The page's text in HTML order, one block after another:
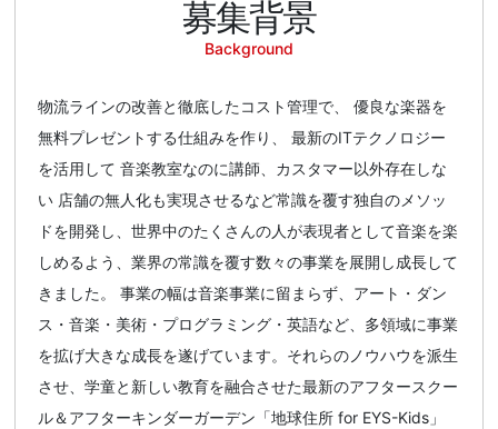
募集背景
Background
物流ラインの改善と徹底したコスト管理で、 優良な楽器を
無料プレゼントする仕組みを作り、 最新のITテクノロジー
を活用して 音楽教室なのに講師、カスタマー以外存在しな
い 店舗の無人化も実現させるなど常識を覆す独自のメソッ
ドを開発し、世界中のたくさんの人が表現者として音楽を楽
しめるよう、業界の常識を覆す数々の事業を展開し成長して
きました。 事業の幅は音楽事業に留まらず、アート・ダン
ス・音楽・美術・プログラミング・英語など、多領域に事業
を拡げ大きな成長を遂げています。それらのノウハウを派生
させ、学童と新しい教育を融合させた最新のアフタースクー
ル＆アフターキンダーガーデン「地球住所 for EYS-Kids」